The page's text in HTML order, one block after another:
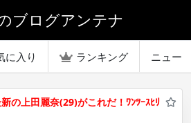
ブログアンテナ
に入り ランキング ニュー
新の上田麗奈(29)がこれだ！ﾜﾝﾂｰｽﾋﾘ